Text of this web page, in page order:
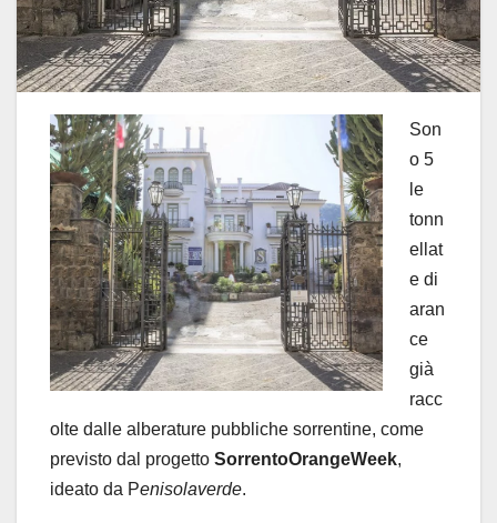
Son
o 5
le
tonn
ellat
e di
aran
ce
già
racc
olte dalle alberature pubbliche sorrentine, come
previsto dal progetto SorrentoOrangeWeek,
ideato da Penisolaverde.